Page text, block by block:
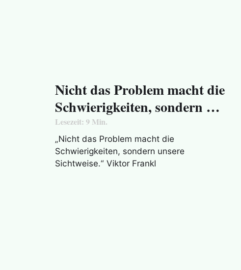
Nicht das Problem macht die
Schwierigkeiten, sondern …
Lesezeit: 9 Min.
„Nicht das Problem macht die
Schwierigkeiten, sondern unsere
Sichtweise.“ Viktor Frankl